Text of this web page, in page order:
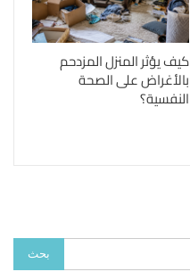
كيف يؤثر المنزل المزدحم
بالأغراض على الصحة
النفسية؟